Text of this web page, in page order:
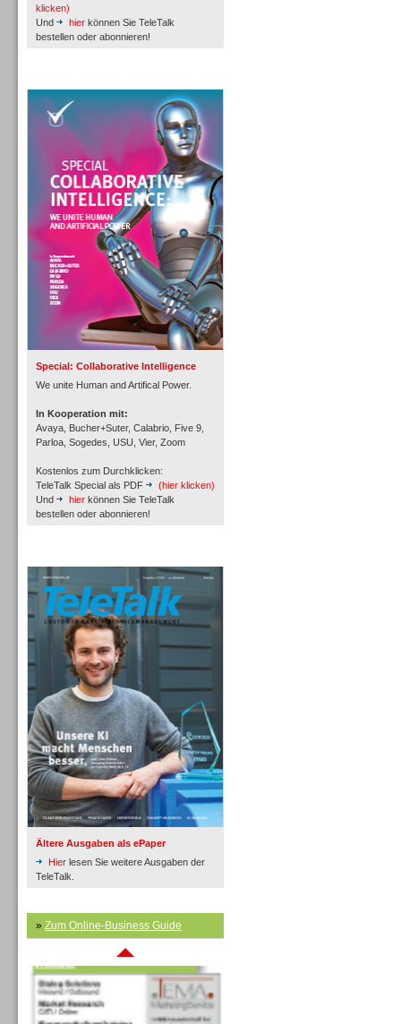
klicken)
Und
hier können Sie TeleTalk
bestellen oder abonnieren!
Special: Collaborative Intelligence
We unite Human and Artifical Power.
In Kooperation mit:
Avaya, Bucher+Suter, Calabrio, Five 9,
Parloa, Sogedes, USU, Vier, Zoom
Kostenlos zum Durchklicken:
TeleTalk Special als PDF
(hier klicken)
Und
hier können Sie TeleTalk
bestellen oder abonnieren!
Ältere Ausgaben als ePaper
Hier lesen Sie weitere Ausgaben der
TeleTalk.
» Zum Online-Business Guide
Personal
Inbound
Inbound
Inbound